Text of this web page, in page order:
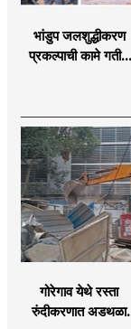
भांडुप जलशुद्धीकरण
प्रकल्पाची कामे गतीने
गोरेगाव येथे रस्ता
रुंदीकरणात अडथळा